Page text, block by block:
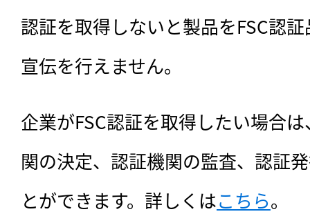
認証を取得しないと製品をFSC認
宣伝を行えません。
企業がFSC認証を取得したい場合
関の決定、認証機関の監査、認証
とができます。詳しくはこちら。